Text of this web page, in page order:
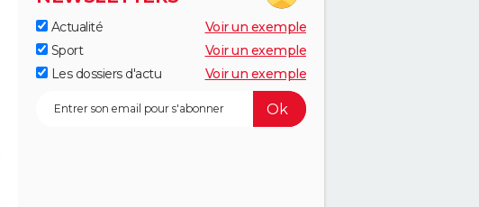
Actualité
Voir un exemple
Sport
Voir un exemple
Les dossiers d'actu
Voir un exemple